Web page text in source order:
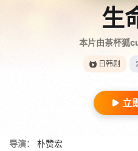
生
本片由茶杯狐
日韩剧
立
导演：
朴赞宏